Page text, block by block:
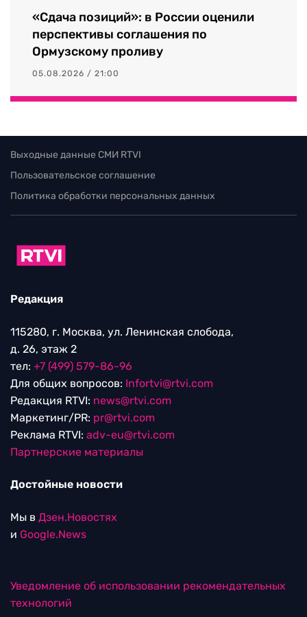
«Сдача позиций»: в России оценили
перспективы соглашения по
Ормузскому проливу
05.08.2026 / 21:00
Выходные данные СМИ RTVI
Пользовательское соглашение
Политика обработки персональных данных
Редакция
115280, г. Москва, ул. Ленинская слобода,
д. 26, этаж 2
тел: +7 (499) 579-86-96
Для общих вопросов: Infortvi@rtvi.com
Редакция RTVI: news@rtvi.com
Маркетинг/PR: pr@rtvi.com
Реклама RTVI: adv-eu@rtvi.com
Партнерские материалы
Достойные новости
Мы в Дзен.Новостях
и Google.News
Уведомление об использовании рекомендательных
технологий